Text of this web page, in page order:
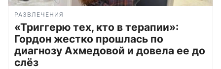
РАЗВЛЕЧЕНИЯ
«Триггерю тех, кто в терапии»:
Гордон жестко прошлась по
диагнозу Ахмедовой и довела ее до
слёз